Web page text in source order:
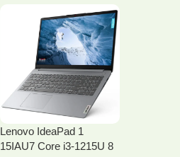
Lenovo IdeaPad 1
15IAU7 Core i3-1215U 8